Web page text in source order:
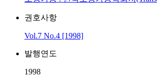
권호사항
Vol.7 No.4 [1998]
발행연도
1998